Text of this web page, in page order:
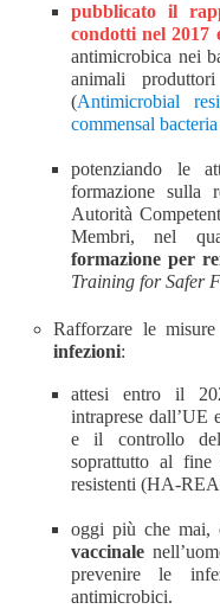
pubblicato il
condotti nel 2017
antimicrobica nei
animali
(Antimicrobial
commensal
potenziando le
formazione sulla
Autorità
Membri, nel
formazione per
Training for Safer
Rafforzare le
infezioni:
attesi entro il
intraprese dall’UE
e il controllo
soprattutto al
resistenti (HA-
oggi più che mai,
vaccinale
prevenire le
antimicrobici.